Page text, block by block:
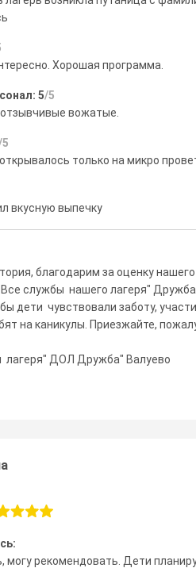
Хорошая программа.
5/5
вожатые.
только на микро
вкусную выпечку
благодарим за оценку
Все службы нашего лагеря"
дети чувствовали заботу,
на каникулы. Приезжайте,
лагеря" ДОЛ Дружба" Валуево
могу рекомендовать. Дети